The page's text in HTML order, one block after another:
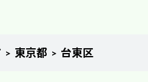
東京都 台東区